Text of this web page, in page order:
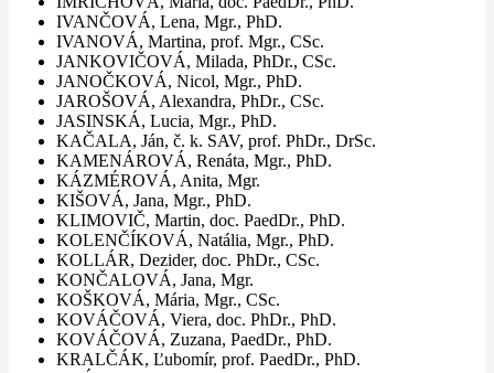
IVANČOVÁ, Lena, Mgr., PhD.
IVANOVÁ, Martina, prof. Mgr., CSc.
JANKOVIČOVÁ, Milada, PhDr., CSc.
JANOČKOVÁ, Nicol, Mgr., PhD.
JAROŠOVÁ, Alexandra, PhDr., CSc.
JASINSKÁ, Lucia, Mgr., PhD.
KAČALA, Ján, č. k. SAV, prof. PhDr., DrSc.
KAMENÁROVÁ, Renáta, Mgr., PhD.
KÁZMÉROVÁ, Anita, Mgr.
KIŠOVÁ, Jana, Mgr., PhD.
KLIMOVIČ, Martin, doc. PaedDr., PhD.
KOLENČÍKOVÁ, Natália, Mgr., PhD.
KOLLÁR, Dezider, doc. PhDr., CSc.
KONČALOVÁ, Jana, Mgr.
KOŠKOVÁ, Mária, Mgr., CSc.
KOVÁČOVÁ, Viera, doc. PhDr., PhD.
KOVÁČOVÁ, Zuzana, PaedDr., PhD.
KRALČÁK, Ľubomír, prof. PaedDr., PhD.